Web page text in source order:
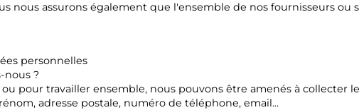
nous assurons également que l'ensemble de nos fournisseurs
personnelles
nous ?
pour travailler ensemble, nous pouvons être amenés à collecter
adresse postale, numéro de téléphone, email...